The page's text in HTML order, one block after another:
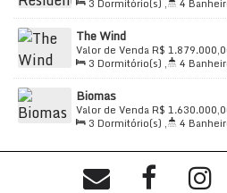
Não perca a oportunidade de
que combina sofisticação e
privilegiada. Entre em contato
uma visita e conhecer este
Meia Praia, Itapema, Santa
3 Dormitório(s) , 4
122.55m², 2 Sala(s) , 3
Vaga(s),
The Wind
R$
Valor de Venda
Meia Praia, Itapema, Santa
3 Dormitório(s) , 4
Suíte(s), Total: 121.47m²,
Biomas
R$
Valor de Venda
Meia Praia, Itapema, Santa
3 Dormitório(s) , 4